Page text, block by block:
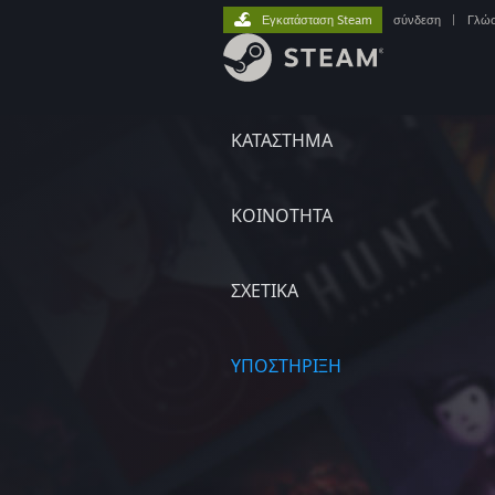
ΚΑΤΑΣΤΗΜΑ
ΚΟΙΝΟΤΗΤΑ
ΣΧΕΤΙΚΆ
ΥΠΟΣΤΗΡΙΞΗ
Εγκατάσταση Steam σύνδεση